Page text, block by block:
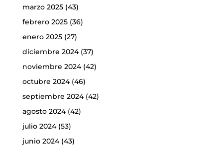
marzo 2025(43)
febrero 2025(36)
enero 2025(27)
diciembre 2024(37)
noviembre 2024(42)
octubre 2024(46)
septiembre 2024(42)
agosto 2024(42)
julio 2024(53)
junio 2024(43)